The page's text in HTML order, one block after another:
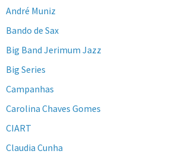
André Muniz
Bando de Sax
Big Band Jerimum Jazz
Big Series
Campanhas
Carolina Chaves Gomes
CIART
Claudia Cunha